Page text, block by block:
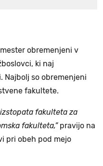
obremenjeni v
ki naj
Najbolj so obremenjeni
fakultete.
fakulteta za
fakulteta,”pravijo na
pri obeh pod mejo